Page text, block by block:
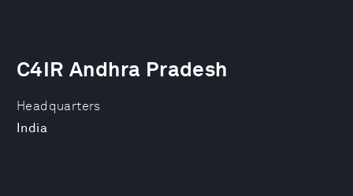
Headquarters
India
C4IR Andhra Pradesh